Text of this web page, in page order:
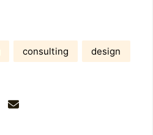
consulting design